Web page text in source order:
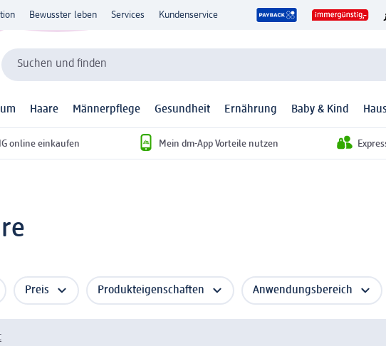
Bewusster leben Services Kundenservice
Suchen und finden
Haare Männerpflege Gesundheit Ernährung Baby & Kind
online einkaufen Mein dm-App Vorteile nutzen
Preis Produkteigenschaften Anwendungsbereich